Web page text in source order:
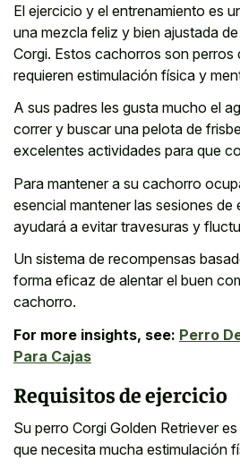
El ejercicio y el entrenamiento es
una mezcla feliz y bien ajustada
Corgi. Estos cachorros son perros
requieren estimulación física y
A sus padres les gusta mucho el
correr y buscar una pelota de
excelentes actividades para que
Para mantener a su cachorro
esencial mantener las sesiones
ayudará a evitar travesuras y
Un sistema de recompensas
forma eficaz de alentar el buen
cachorro.
For more insights, see: Perro
Para Cajas
Requisitos de ejercicio
Su perro Corgi Golden Retriever
que necesita mucha estimulación